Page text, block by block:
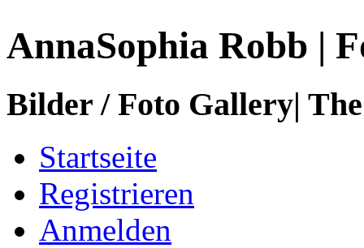
AnnaSophia Robb |
Bilder / Foto Gallery|
Startseite
Registrieren
Anmelden